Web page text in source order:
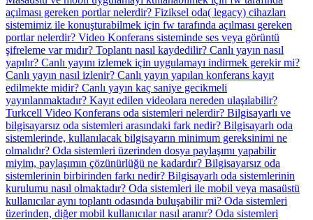
açılması gereken portlar nelerdir? Fiziksel oda( legacy) cihazları
sistemimiz ile konuşturabilmek için fw tarafında açılması gereken
portlar nelerdir? Video Konferans sisteminde ses veya görüntü
şifreleme var mıdır? Toplantı nasıl kaydedilir? Canlı yayın nasıl
yapılır? Canlı yayını izlemek için uygulamayı indirmek gerekir mi?
Canlı yayın nasıl izlenir? Canlı yayın yapılan konferans kayıt
edilmekte midir? Canlı yayın kaç saniye gecikmeli
yayınlanmaktadır? Kayıt edilen videolara nereden ulaşılabilir?
Turkcell Video Konferans oda sistemleri nelerdir? Bilgisayarlı ve
bilgisayarsız oda sistemleri arasındaki fark nedir? Bilgisayarlı oda
sistemlerinde, kullanılacak bilgisayarın minimum gereksinimi ne
olmalıdır? Oda sistemleri üzerinden dosya paylaşımı yapabilir
miyim, paylaşımın çözünürlüğü ne kadardır? Bilgisayarsız oda
sistemlerinin birbirinden farkı nedir? Bilgisayarlı oda sistemlerinin
kurulumu nasıl olmaktadır? Oda sistemleri ile mobil veya masaüstü
kullanıcılar aynı toplantı odasında buluşabilir mi? Oda sistemleri
üzerinden, diğer mobil kullanıcılar nasıl aranır? Oda sistemleri